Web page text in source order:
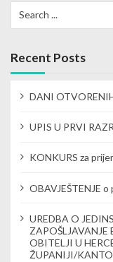
i
a
t
i
for:
Recent Posts
DANI
UPIS U PRVI
KONKURS za
OBAVJEŠTENJE
UREDBA O
OBITELJI U
ŽUPANIJI/